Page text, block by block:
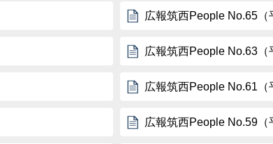
広報筑西People No.65
広報筑西People No.63
広報筑西People No.61
広報筑西People No.59